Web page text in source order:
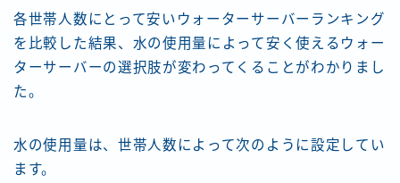
各世帯人数にとって安いウォーターサーバーランキング
を比較した結果、水の使用量によって安く使えるウォー
ターサーバーの選択肢が変わってくることがわかりまし
た。
水の使用量は、世帯人数によって次のように設定してい
ます。